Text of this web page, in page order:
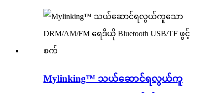
Mylinking™ သယ်ဆောင်ရလွယ်ကူ